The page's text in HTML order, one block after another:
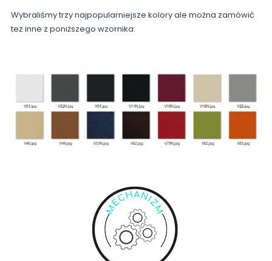
Wybraliśmy trzy najpopularniejsze kolory ale można zamówić
tez inne z poniższego wzornika: